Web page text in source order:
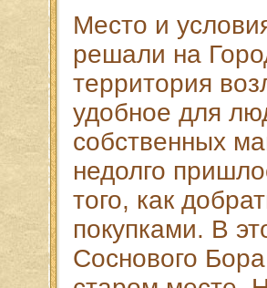
Место и
решали на
территория
удобное для
собственных
недолго
того, как
покупками. В
Соснового